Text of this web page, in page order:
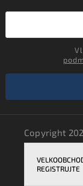
REGISTRUJTE
Copyright